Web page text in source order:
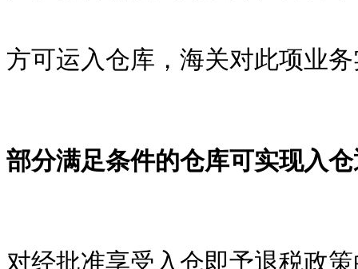
方可运入仓库，海关对此项业
部分满足条件的仓库可实现入
对经批准享受入仓即予退税政